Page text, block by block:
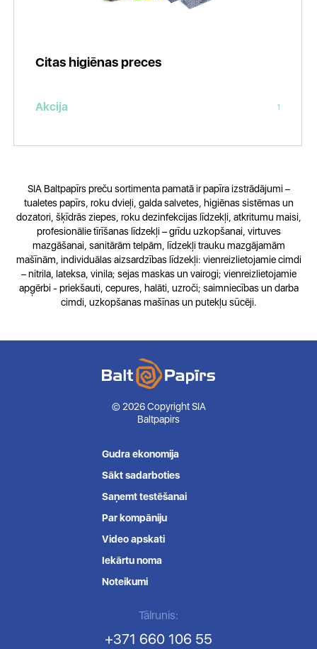
Citas higiēnas preces
Akcija 1
SIA Baltpapīrs preču sortimenta pamatā ir papīra izstrādājumi –
tualetes papīrs, roku dvieļi, galda salvetes, higiēnas sistēmas un
dozatori, šķīdrās ziepes, roku dezinfekcijas līdzekļi, atkritumu maisi,
profesionālie tīrīšanas līdzekļi – grīdu uzkopšanai, virtuves
mazgāšanai, sanitārām telpām, līdzekļi trauku mazgājamām
mašīnām, individuālas aizsardzības līdzekļi: vienreizlietojamie cimdi
– nitrila, lateksa, vinila; sejas maskas un vairogi; vienreizlietojamie
apģērbi - priekšauti, cepures, halāti, uzroči; saimniecības un darba
cimdi, uzkopšanas mašīnas un putekļu sūcēji.
© 2026 Copyright SIA
Baltpapirs
Gudra ekonomija
Sākt sadarboties
Saņemt testēšanai
Par kompāniju
Video apskati
Iekārtu noma
Noteikumi
Tālrunis:
+371 660 106 55